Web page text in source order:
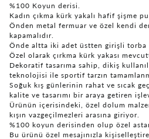
%100 Koyun derisi.
Kadın çıkma kürk yakalı hafif şişme
Önden metal fermuar ve özel kendi
kapamalıdır.
Önde altta iki adet üstten girişli torba
Özel olarak çırkma kürk yakası
Dekoratif tasarıma sahip, dikiş
teknolojisi ile sportif tarzın
Soğuk kış günlerinin rahat ve sıcak
kalite ve tasarımı bir araya getiren
Ürünün içerisindeki, özel dolum
kışın vazgeçilmezleri arasına giriyor.
%100 koyun derisinden olup özel
Bu ürünü özel mesajınızla